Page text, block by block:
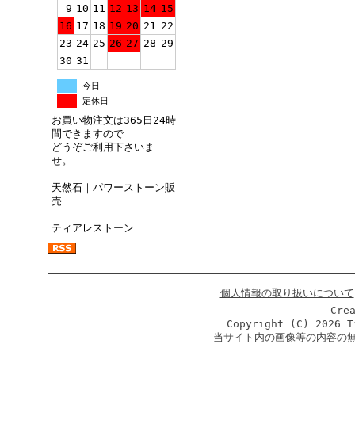
9 10 11 12 13 14 15
16 17 18 19 20 21 22
23 24 25 26 27 28 29
30 31
今日
定休日
お買い物注文は365日24時
間できますので
どうぞご利用下さいま
せ。
天然石｜パワーストーン販
売
ティアレストーン
個人情報の取り扱いについて
Copyright (C) 2026
当サイト内の画像等の内容の